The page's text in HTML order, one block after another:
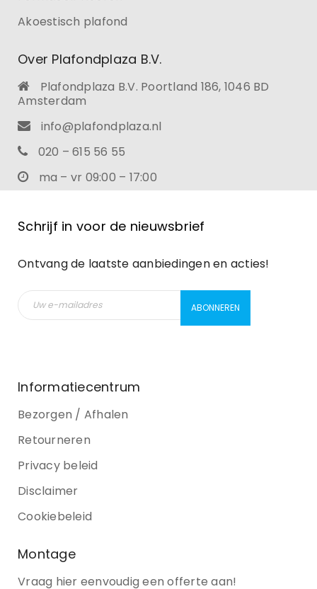
Akoestisch plafond
Over Plafondplaza B.V.
Plafondplaza B.V. Poortland 186, 1046 BD
Amsterdam
info@plafondplaza.nl
020 – 615 56 55
ma – vr 09:00 – 17:00
Schrijf in voor de nieuwsbrief
Ontvang de laatste aanbiedingen en acties!
Informatiecentrum
Bezorgen / Afhalen
Retourneren
Privacy beleid
Disclaimer
Cookiebeleid
Montage
Vraag hier eenvoudig een offerte aan!